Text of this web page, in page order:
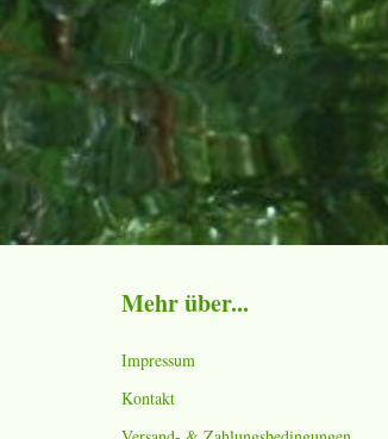
Mehr über...
Impressum
Kontakt